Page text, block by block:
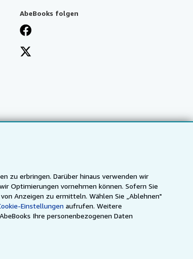
zu erbringen. Darüber hinaus verwenden wir
Optimierungen vornehmen können. Sofern Sie
Anzeigen zu ermitteln. Wählen Sie „Ablehnen"
Einstellungen aufrufen. Weitere
Ihre personenbezogenen Daten
AbeBooks folgen
ZVAB.com